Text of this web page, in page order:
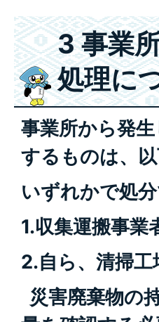
3 事業
処理に
事業所から発
するものは、
いずれかで処分
1.収集運搬事業
2.自ら、清掃
災害廃棄物の